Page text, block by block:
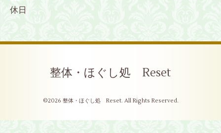
休日
整体・ほぐし処 Reset
©2026 整体・ほぐし処 Reset. All Rights Reserved.